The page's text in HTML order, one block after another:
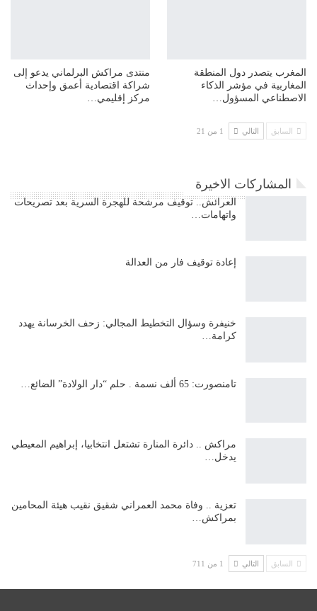
المغرب يتصدر دول المنطقة
المغاربية في مؤشر الذكاء
الاصطناعي المسؤول…
منتدى مراكش البرلماني يدعو إلى
شراكة اقتصادية أعمق وإحداث
مركز إقليمي…
السابق التالي 1 من 21
المشاركات الاخيرة
العرائش.. توقيف مرشحة للهجرة السرية بعد تصريحات
واتهامات…
إعادة توقيف فار من العدالة
خنيفرة وسؤال التخطيط المجالي: زحف الخرسانة يهدد
كرامة…
تامنصورت: 65 ألف نسمة . حلم “دار الولادة” الضائع…
مراكش .. دائرة المنارة تشتعل انتخابيا، إبراهيم المعيطي
يدخل…
تعزية .. وفاة محمد العمراني شقيق نقيب هيئة المحامين
بمراكش…
السابق التالي 1 من 711